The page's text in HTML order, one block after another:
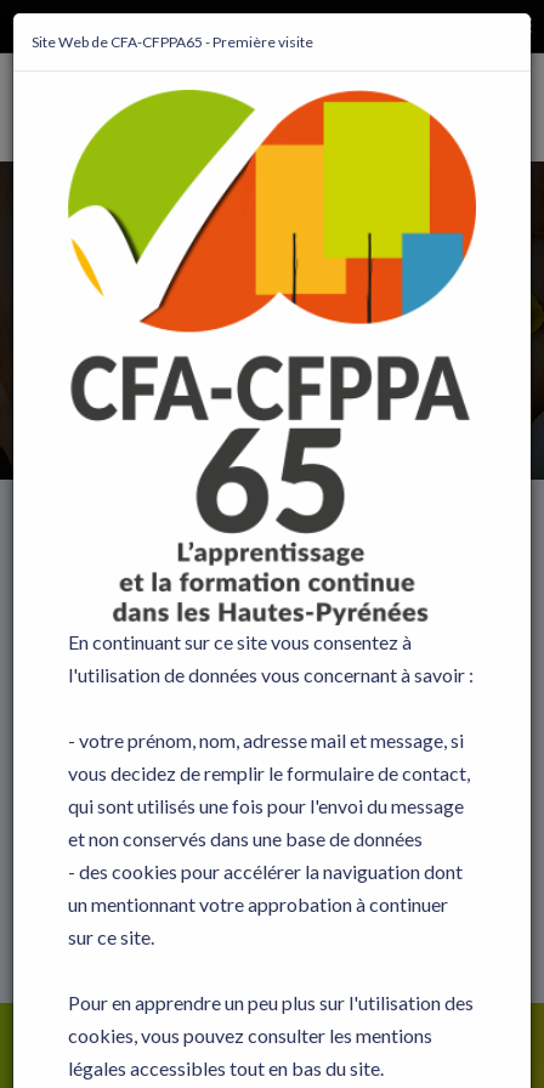
MENU
Site Web de CFA-CFPPA65 - Première visite
En continuant sur ce site vous consentez à
l'utilisation de données vous concernant à savoir :
- votre prénom, nom, adresse mail et message, si
vous decidez de remplir le formulaire de contact,
qui sont utilisés une fois pour l'envoi du message
et non conservés dans une base de données
- des cookies pour accélérer la naviguation dont
un mentionnant votre approbation à continuer
sur ce site.
Pour en apprendre un peu plus sur l'utilisation des
cookies, vous pouvez consulter les mentions
légales accessibles tout en bas du site.
Offres, emplois,
apprentissages, stages
Nous recensons ici les offres d'emploi,
d'apprentissages et de stages qui nous
parviennent, des domaines d'expertise
auxquels nous vous formons 2026
En ce moment :1 Emploi(s) , 4
Apprentissage(s),0 Stage(s)
proposé(s)
Offres de type : Stage
le moment, revenez plus tard :)
Sans précision de date de validité, chaque offre sera
publiée pendant 90 jours
RUBRIQUES